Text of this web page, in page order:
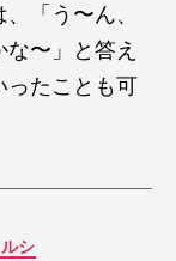
「う〜ん、
〜」と答え
ったことも可
シ